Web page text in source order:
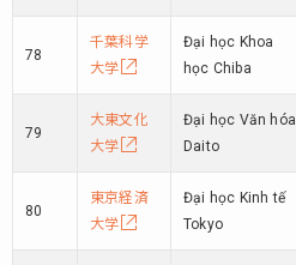
78
千葉科学
大学
Đại học Khoa
học Chiba
79
大東文化
大学
Đại học Văn hóa
Daito
80
東京経済
大学
Đại học Kinh tế
Tokyo